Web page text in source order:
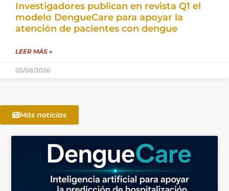
Investigadores publican en revista Q1 el
modelo DengueCare para apoyar la
atención de pacientes con dengue
LEER MÁS »
05/08/2026
Más noticias